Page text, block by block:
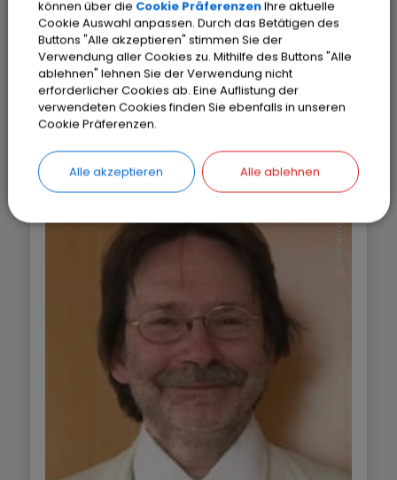
Herrn über Kissing, die Jesuiten vornehmen
lassen, werden in der „Jesuitenzeit
Kissings“[4] erfolgen.
Gemeinde Kissing
können über die Cookie PräferenzenIhre aktuelle
Cookie Auswahl anpassen. Durch das Betätigen des
Buttons "Alle akzeptieren" stimmen Sie der
Verwendung aller Cookies zu. Mithilfe des Buttons "Alle
ablehnen" lehnen Sie der Verwendung nicht
erforderlicher Cookies ab. Eine Auflistung der
verwendeten Cookies finden Sie ebenfalls in unseren
Cookie Präferenzen.
Alle akzeptieren Alle ablehnen